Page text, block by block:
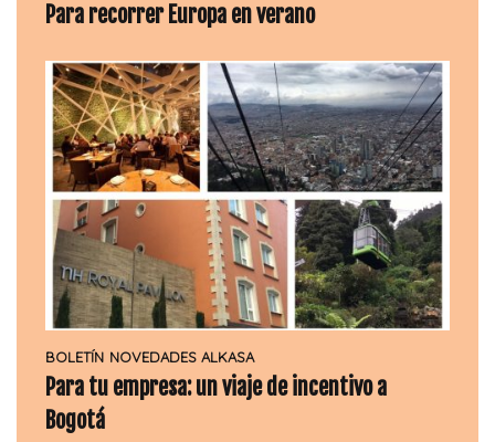
Para recorrer Europa en verano
BOLETÍN NOVEDADES ALKASA
Para tu empresa: un viaje de incentivo a
Bogotá